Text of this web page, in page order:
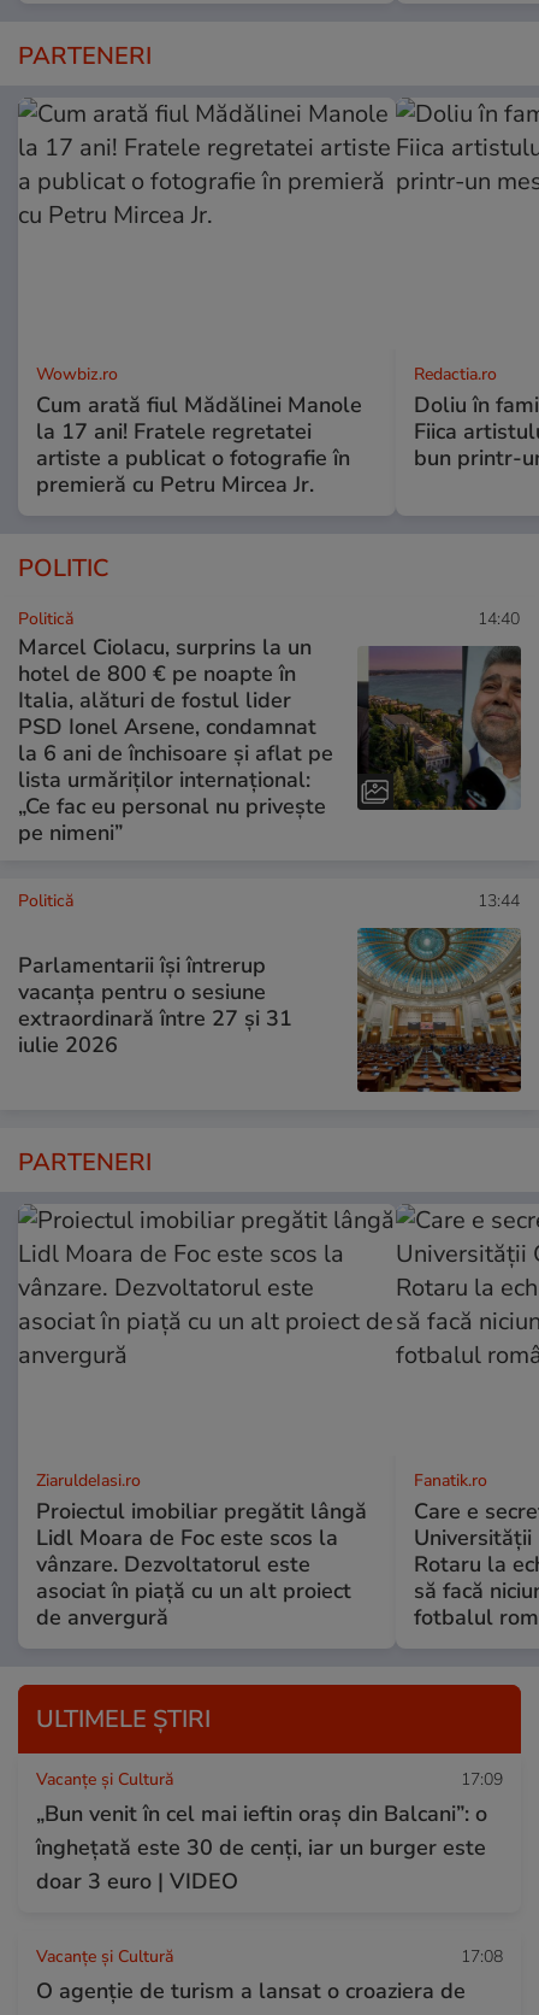
PARTENERI
Wowbiz.ro
Cum arată fiul Mădălinei Manole
la 17 ani! Fratele regretatei
artiste a publicat o fotografie în
premieră cu Petru Mircea Jr.
Redactia.ro
Doliu în
Fiica
bun printr-
POLITIC
Politică 14:40
Marcel Ciolacu, surprins la un
hotel de 800 € pe noapte în
Italia, alături de fostul lider
PSD Ionel Arsene, condamnat
la 6 ani de închisoare și aflat pe
lista urmăriților internațional:
„Ce fac eu personal nu privește
pe nimeni”
Politică 13:44
Parlamentarii își întrerup
vacanța pentru o sesiune
extraordinară între 27 și 31
iulie 2026
PARTENERI
ZiaruldeIasi.ro
Proiectul imobiliar pregătit lângă
Lidl Moara de Foc este scos la
vânzare. Dezvoltatorul este
asociat în piață cu un alt proiect
de anvergură
Fanatik.ro
Care e
Universității
Rotaru la
să facă
fotbalul
ULTIMELE ȘTIRI
Vacanțe și Cultură 17:09
„Bun venit în cel mai ieftin oraș din Balcani”: o
înghețată este 30 de cenți, iar un burger este
doar 3 euro | VIDEO
Vacanțe și Cultură 17:08
O agenție de turism a lansat o croaziera de